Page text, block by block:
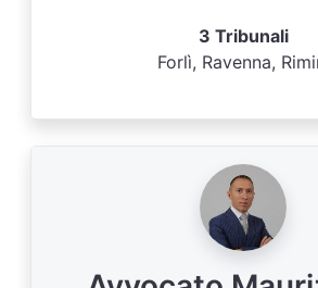
3 Tribunali
Forlì, Ravenna,